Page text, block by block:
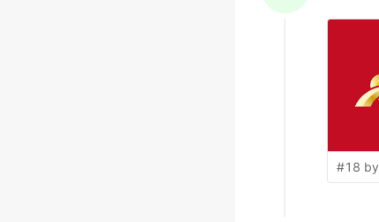
#18 by